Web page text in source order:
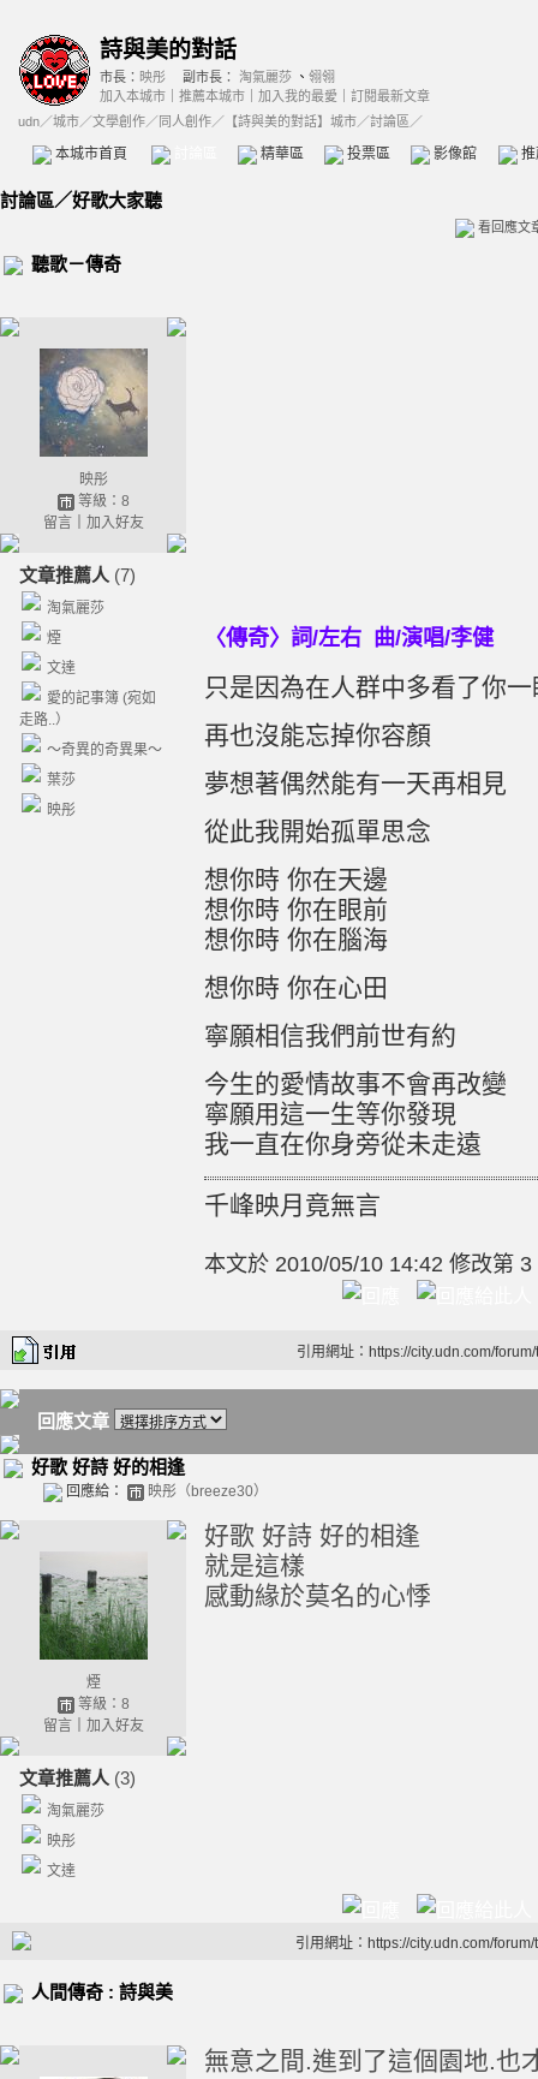
詩與美的對話
市長： 映彤 副市長： 淘氣麗莎 、 翎翎
加入本城市
推薦本城市 加入我的最愛
訂閱最新文章
udn／城市／文學創作／同人創作／ 【詩與美的對話】城市／討論區／
本城市首頁 精華區 投票區 影像館
討論區／好歌大家聽
看回應文
聽歌－傳奇
映彤
等級：8
留言｜ 加入好友
文章推薦人 (7)
淘氣麗莎
煙
文達
愛的記事簿 (宛如
走路..）
～奇異的奇異果～
葉莎
映彤
〈傳奇〉詞/左右 曲/演唱/李健
只是因為在人群中多看了你一
再也沒能忘掉你容顏
夢想著偶然能有一天再相見
從此我開始孤單思念
想你時 你在天邊
想你時 你在眼前
想你時 你在腦海
想你時 你在心田
寧願相信我們前世有約
今生的愛情故事不會再改變
寧願用這一生等你發現
我一直在你身旁從未走遠
千峰映月竟無言
本文於 2010/05/10 14:42 修改第 3
引用網址：https://city.udn.com/
回應文章
好歌 好詩 好的相逢
回應給： 映彤（breeze30）
煙
等級：8
留言｜ 加入好友
文章推薦人 (3)
淘氣麗莎
映彤
文達
好歌 好詩 好的相逢
就是這樣
感動緣於莫名的心悸
引用網址：https://city.udn.com/
人間傳奇 : 詩與美
無意之間.進到了這個園地.也